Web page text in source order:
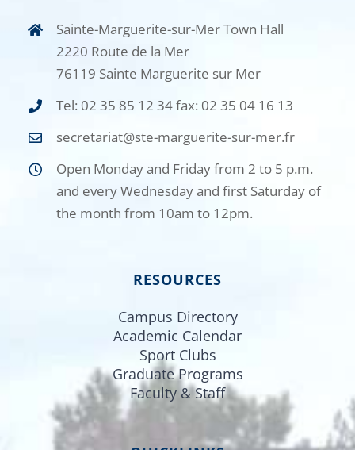
Sainte-Marguerite-sur-Mer Town Hall
2220 Route de la Mer
76119 Sainte Marguerite sur Mer
Tel: 02 35 85 12 34 fax: 02 35 04 16 13
secretariat@ste-marguerite-sur-mer.fr
Open Monday and Friday from 2 to 5 p.m.
and every Wednesday and first Saturday of
the month from 10am to 12pm.
RESOURCES
Campus Directory
Academic Calendar
Sport Clubs
Graduate Programs
Faculty & Staff